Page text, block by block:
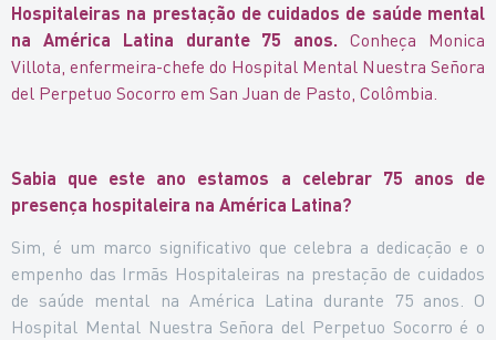
Hospitaleiras na prestação de cuidados de saúde mental
na América Latina durante 75 anos. Conheça Monica
Villota, enfermeira-chefe do Hospital Mental Nuestra Señora
del Perpetuo Socorro em San Juan de Pasto, Colômbia.
Sabia que este ano estamos a celebrar 75 anos de
presença hospitaleira na América Latina?
Sim, é um marco significativo que celebra a dedicação e o
empenho das Irmãs Hospitaleiras na prestação de cuidados
de saúde mental na América Latina durante 75 anos. O
Hospital Mental Nuestra Señora del Perpetuo Socorro é o